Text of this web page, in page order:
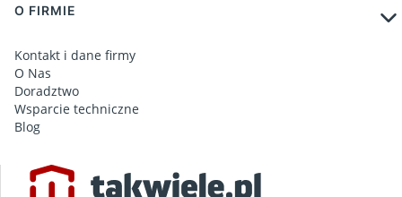
O FIRMIE
Kontakt i dane firmy
O Nas
Doradztwo
Wsparcie techniczne
Blog